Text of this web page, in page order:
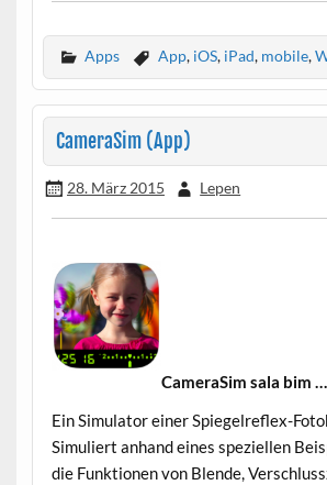
Apps App, iOS, iPad, mobile,
CameraSim (App)
28. März 2015 Lepen
CameraSim sala bim …
Ein Simulator einer Spiegelreflex-
Simuliert anhand eines speziellen
die Funktionen von Blende,